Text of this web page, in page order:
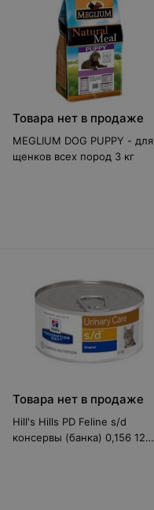
Товара нет в продаже
MEGLIUM DOG PUPPY - для
щенков всех пород 3 кг
Товара нет в продаже
Hill's Hills PD Feline s/d
консервы (банка) 0,156 12